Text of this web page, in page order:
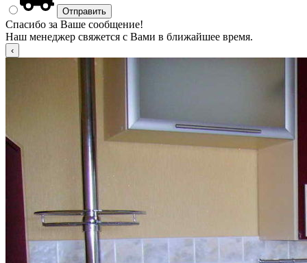
Спасибо за Ваше сообщение!
Наш менеджер свяжется с Вами в ближайшее время.